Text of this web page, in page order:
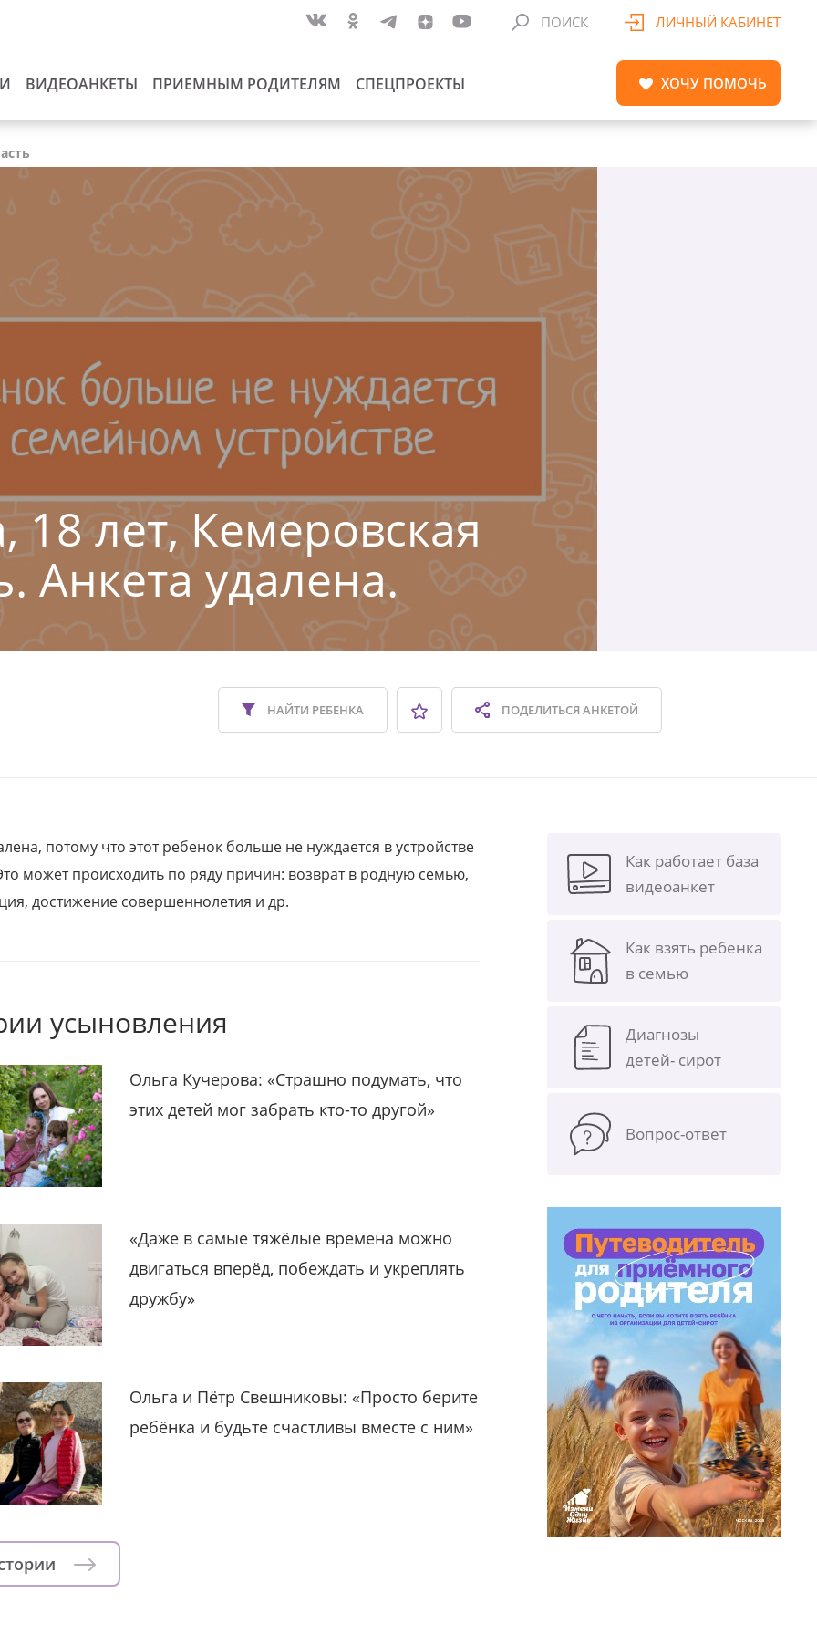
ВИДЕОАНКЕТЫ ПРИЕМНЫМ РОДИТЕЛЯМ СПЕЦПРОЕКТЫ
ПОИСК ЛИЧНЫЙ КАБИНЕТ
ХОЧУ ПОМОЧЬ
18 лет, Кемеровская
Анкета удалена.
ПОДЕЛИТЬСЯАНКЕТОЙ
НАЙТИ РЕБЕНКА
потому что этот ребенок больше не нуждается в устройстве
может происходить по ряду причин: возврат в родную семью,
достижение совершеннолетия и др.
усыновления
Ольга Кучерова: «Страшно подумать, что
этих детей мог забрать кто-то другой»
«Даже в самые тяжёлые времена можно
двигаться вперёд, побеждать и укреплять
дружбу»
Ольга и Пётр Свешниковы: «Просто берите
ребёнка и будьте счастливы вместе с ним»
Как работает база
видеоанкет
Как взять ребенка
в семью
Диагнозы
детей- сирот
Вопрос-ответ